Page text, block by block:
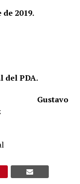
2019.
del PDA.
Gustavo